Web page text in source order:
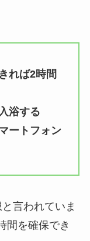
れば2時間
浴する
ートフォン
言われていま
間を確保でき